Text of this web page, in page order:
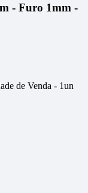
- Furo 1mm -
de Venda - 1un